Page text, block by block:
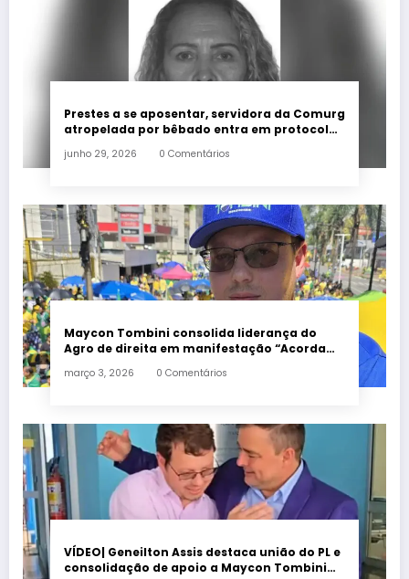
Prestes a se aposentar, servidora da Comurg
atropelada por bêbado entra em protocolo
junho 29, 2026 0 Comentários
Maycon Tombini consolida liderança do
Agro de direita em manifestação “Acorda
março 3, 2026 0 Comentários
VÍDEO| Geneilton Assis destaca união do PL e
consolidação de apoio a Maycon Tombini